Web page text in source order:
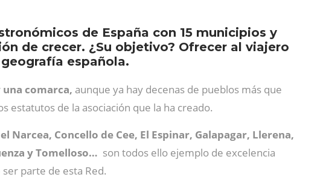
de España con 15 municipios y
de crecer. ¿Su objetivo? Ofrecer al viajero
española.
comarca, aunque ya hay decenas de pueblos más que
estatutos de la asociación que la ha creado.
Narcea, Concello de Cee, El Espinar, Galapagar, Llerena,
y Tomelloso… son todos ello ejemplo de excelencia
parte de esta Red.